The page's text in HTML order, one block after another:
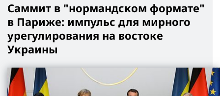
Саммит в "нормандском формате"
в Париже: импульс для мирного
урегулирования на востоке
Украины